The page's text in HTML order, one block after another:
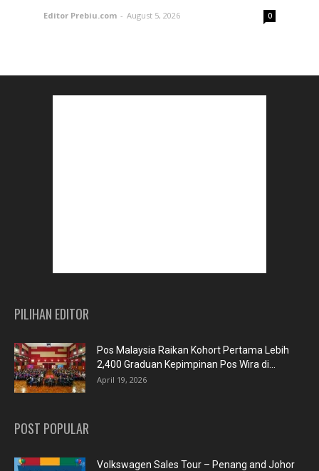
Editor Prebiu.com - August 5, 2026 0
PILIHAN EDITOR
Pos Malaysia Raikan Kohort Pertama Lebih
2,400 Graduan Kepimpinan Pos Wira di...
April 19, 2026
POST POPULAR
Volkswagen Sales Tour – Penang and Johor